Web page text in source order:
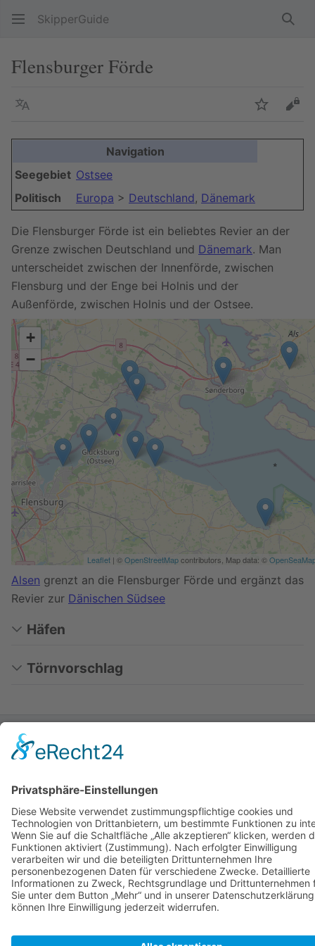
SkipperGuide
Flensburger Förde
Sprache
Navigation
Seegebiet Ostsee
Politisch
Europa > Deutschland, Dänemark
Die Flensburger Förde ist ein beliebtes Revier an der
Grenze zwischen Deutschland und Dänemark. Man
unterscheidet zwischen der Innenförde, zwischen
Flensburg und der Enge bei Holnis und der
Außenförde, zwischen Holnis und der Ostsee.
+
−
Leaflet | ©OpenStreetMapcontributors, Map data: ©
Alsen grenzt an die Flensburger Förde und ergänzt das
Revier zur Dänischen Südsee
Häfen
Törnvorschlag
Autoren:Alphafisch,Argonaut
Hbachmann,ImmigrantSong,Migration,Peter
SkipperGuide
Datenschutz Klassische Ansicht